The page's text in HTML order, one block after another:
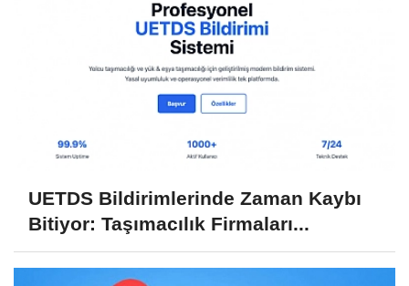
UETDS Bildirimlerinde Zaman Kaybı
Bitiyor: Taşımacılık Firmaları...